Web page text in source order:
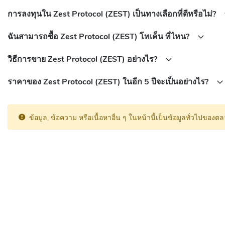
การลงทุนใน Zest Protocol (ZEST) เป็นทางเลือกที่ดีหรือไม่?
ฉันสามารถซื้อ Zest Protocol (ZEST) โทเค็น ที่ไหน?
วิธีการขาย Zest Protocol (ZEST) อย่างไร?
ราคาของ Zest Protocol (ZEST) ในอีก 5 ปีจะเป็นอย่างไร?
ข้อมูล, ข้อความ หรือเนื้อหาอื่น ๆ ในหน้านี้เป็นข้อมูลทั่วไปของต